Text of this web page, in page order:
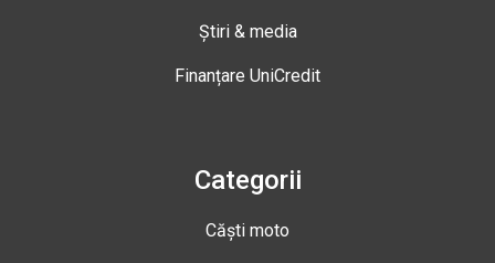
Știri & media
Finanțare UniCredit
Categorii
Căști moto